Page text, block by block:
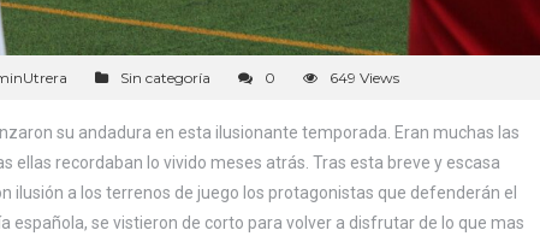
Sin categoría 0 649 Views
su andadura en esta ilusionante temporada. Eran muchas las
ellas recordaban lo vivido meses atrás. Tras esta breve y escasa
ilusión a los terrenos de juego los protagonistas que defenderán el
española, se vistieron de corto para volver a disfrutar de lo que mas